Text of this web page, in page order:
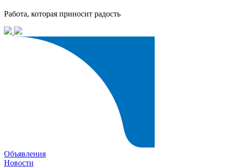
Работа, которая приносит радость
Объявления
Новости